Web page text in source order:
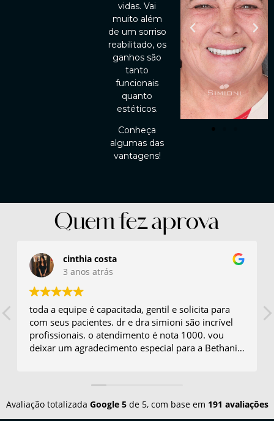
vidas. Vai
muito além
de um sorriso
reabilitado, os
ganhos são
tanto
funcionais
quanto
estéticos.
Conheça
algumas das
vantagens!
Quem fez aprova
cinthia costa
3 anos atrás
toda a equipe é capacitada, gentil e solicita para
com seus pacientes. dr e dra simioni são incrível
profissionais. o atendimento é nota 1000. vou
deixar um agradecimento especial para a Bethania
Avaliação totalizada Google 5de 5, com base em 191 avaliações